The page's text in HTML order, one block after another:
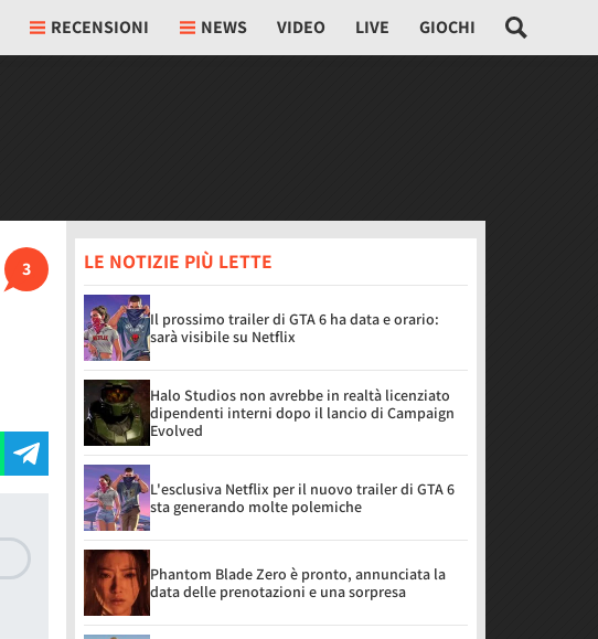
RECENSIONI NEWS VIDEO LIVE GIOCHI
3 LE NOTIZIE PIÙ LETTE
Il prossimo trailer di GTA 6 ha data e orario:
sarà visibile su Netflix
Halo Studios non avrebbe in realtà licenziato
dipendenti interni dopo il lancio di Campaign
Evolved
L'esclusiva Netflix per il nuovo trailer di GTA 6
sta generando molte polemiche
Phantom Blade Zero è pronto, annunciata la
data delle prenotazioni e una sorpresa